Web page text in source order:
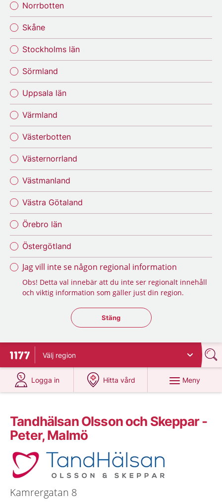
Norrbotten
Skåne
Stockholms län
Sörmland
Uppsala län
Värmland
Västerbotten
Västernorrland
Västmanland
Västra Götaland
Örebro län
Östergötland
Jag vill inte se någon regional information
Obs! Detta val innebär att du inte ser regionalt innehåll
och viktig information som gäller just din region.
Stäng regionsväljaren
Stäng
Till startsidan för 1177
Välj region
Logga in
på 1177.se
Hitta vård
på 1177.se
Meny
Tandhälsan Olsson och Skeppar -
Peter, Malmö
Kamrergatan 8